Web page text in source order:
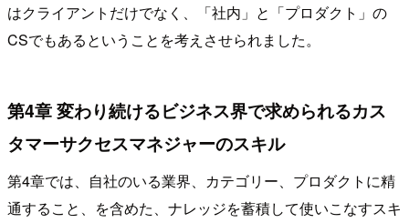
はクライアントだけでなく、「社内」と「プロダクト」の
CSでもあるということを考えさせられました。
第4章 変わり続けるビジネス界で求められるカス
タマーサクセスマネジャーのスキル
第4章では、自社のいる業界、カテゴリー、プロダクトに精
通すること、を含めた、ナレッジを蓄積して使いこなすスキ